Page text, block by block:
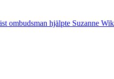
ombudsman hjälpte Suzanne